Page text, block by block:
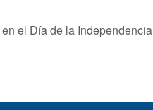
el Día de la Independencia